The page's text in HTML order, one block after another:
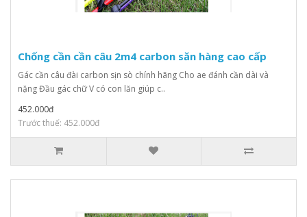
Chống cần cần câu 2m4 carbon săn hàng cao cấp
Gác cần câu đài carbon sịn sò chính hãng Cho ae đánh cần dài và
nặng Đầu gác chữ V có con lăn giúp c..
452.000đ
Trước thuế: 452.000đ